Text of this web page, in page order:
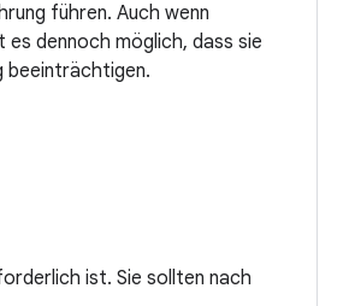
führen. Auch wenn
es dennoch möglich, dass sie
beeinträchtigen.
ist. Sie sollten nach